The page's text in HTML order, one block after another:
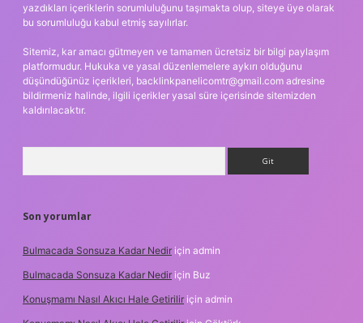
yazdıkları içeriklerin sorumluluğunu taşımakta olup, siteye üye olarak
bu sorumluluğu kabul etmiş sayılırlar.
Sitemiz, kar amacı gütmeyen ve tamamen ücretsiz bir bilgi paylaşım
platformudur. Hukuka ve yasal düzenlemelere aykırı olduğunu
düşündüğünüz içerikleri, backlinkpanelicomtr@gmail.com adresine
bildirmeniz halinde, ilgili içerikler yasal süre içerisinde sitemizden
kaldırılacaktır.
Son yorumlar
Bulmacada Sonsuza Kadar Nedir için admin
Bulmacada Sonsuza Kadar Nedir için Buz
Konuşmamı Nasıl Akıcı Hale Getirilir için admin